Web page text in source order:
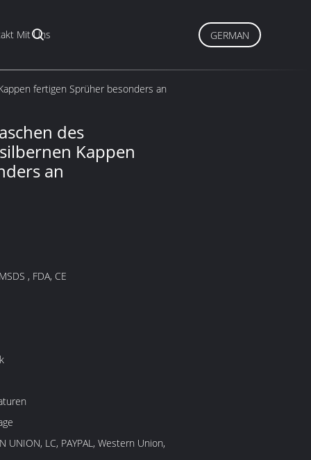
Mit Uns GERMAN
fertigen Sprüher besonders an
des
Kappen
an
, FDA, CE
UNION, LC, PAYPAL, Western Union,